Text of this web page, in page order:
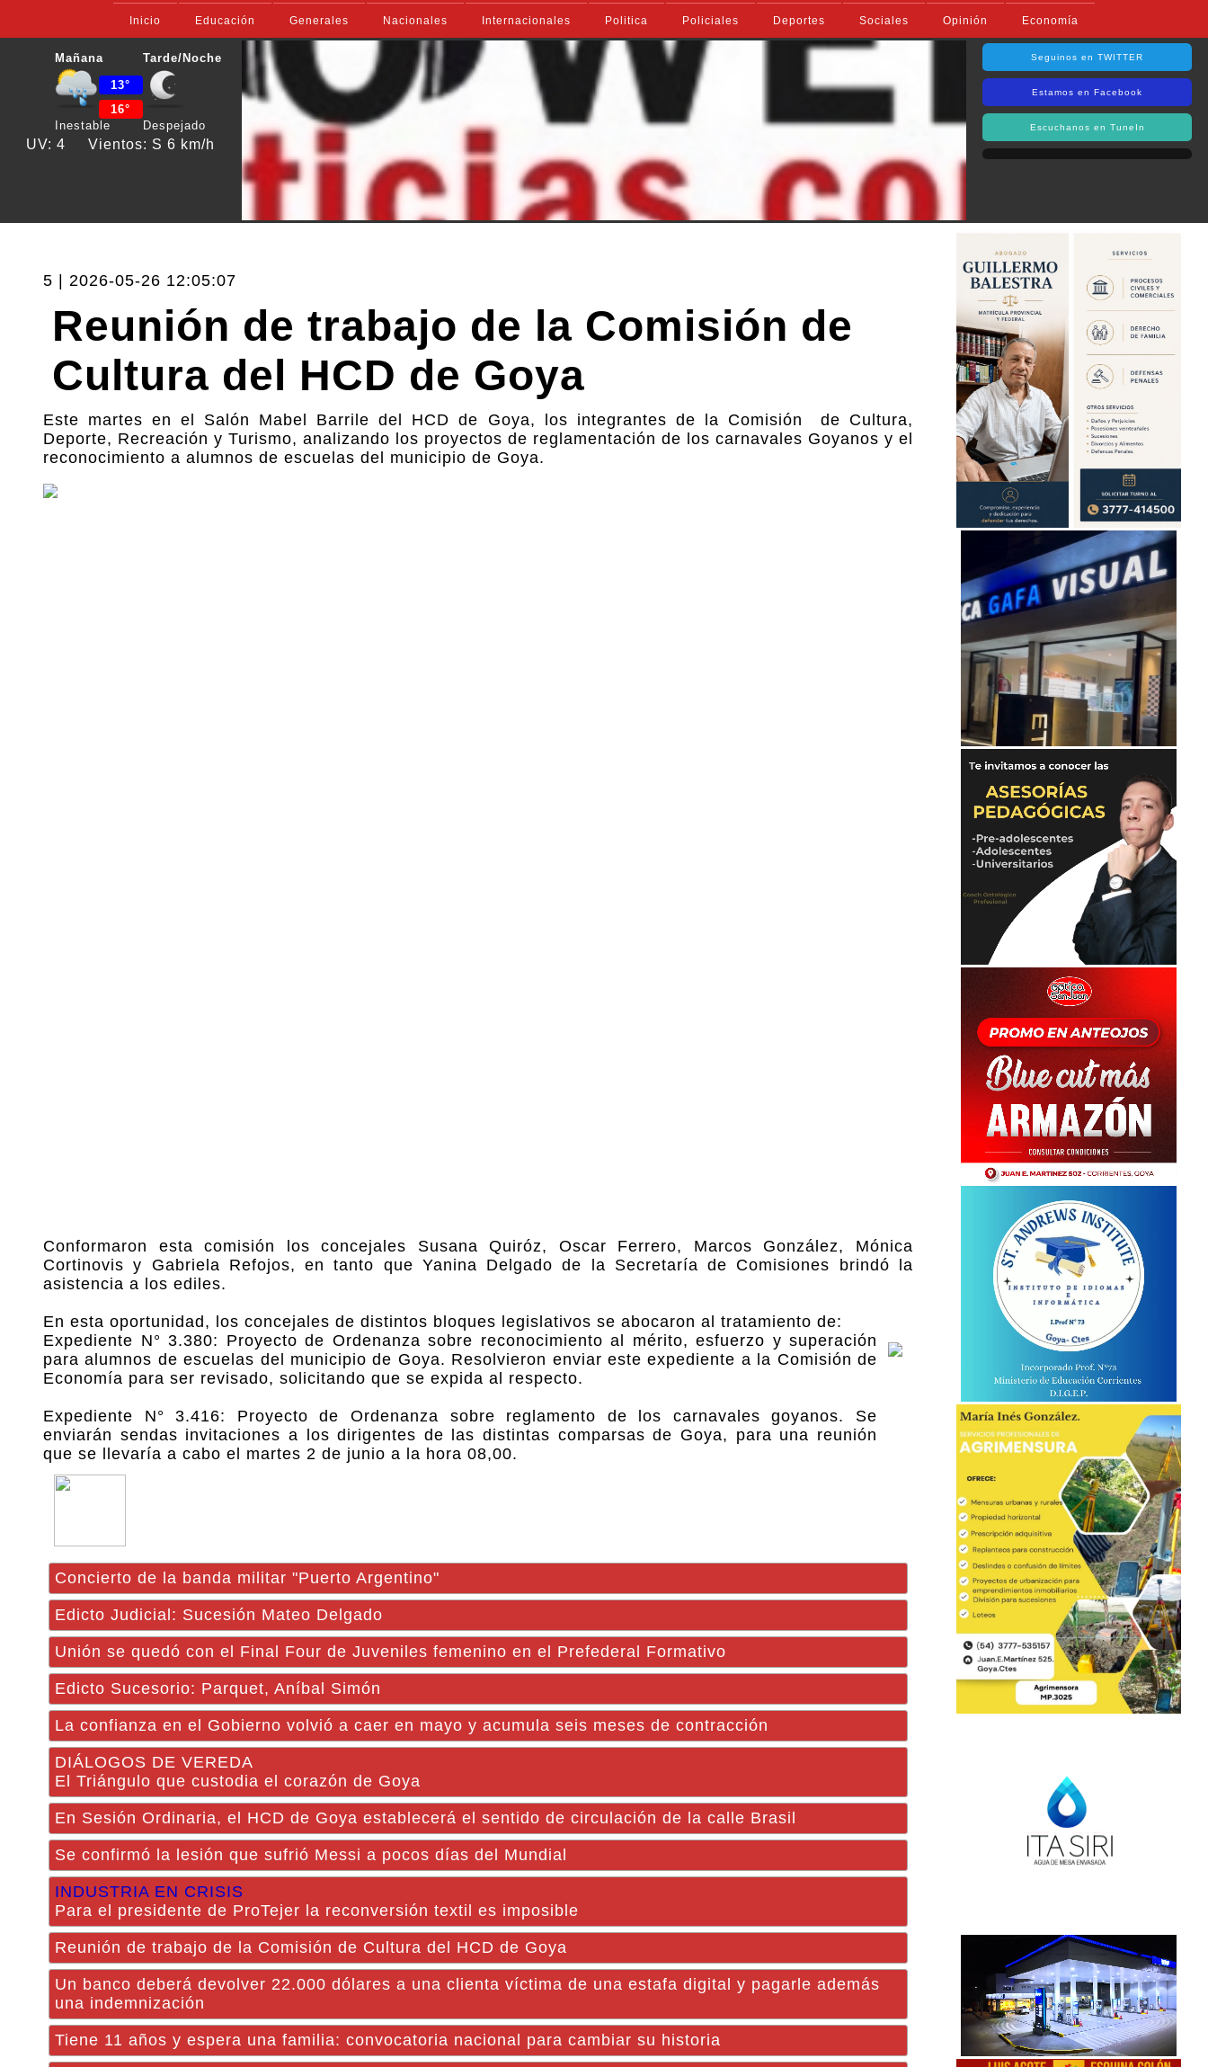
Inicio Educación Generales Nacionales Internacionales Politica Policiales Deportes Sociales Opinión Economía
Mañana
Inestable
13°
16°
Tarde/Noche
Despejado
UV: 4 Vientos: S 6 km/h
Seguinos en TWITTER
Estamos en Facebook
Escuchanos en TuneIn
5 | 2026-05-26 12:05:07
Reunión de trabajo de la Comisión de
Cultura del HCD de Goya
Este martes en el Salón Mabel Barrile del HCD de Goya, los integrantes de la Comisión de Cultura,
Deporte, Recreación y Turismo, analizando los proyectos de reglamentación de los carnavales Goyanos y el
reconocimiento a alumnos de escuelas del municipio de Goya.
Conformaron esta comisión los concejales Susana Quiróz, Oscar Ferrero, Marcos González, Mónica
Cortinovis y Gabriela Refojos, en tanto que Yanina Delgado de la Secretaría de Comisiones brindó la
asistencia a los ediles.
En esta oportunidad, los concejales de distintos bloques legislativos se abocaron al tratamiento de:
Expediente N° 3.380: Proyecto de Ordenanza sobre reconocimiento al mérito, esfuerzo y superación
para alumnos de escuelas del municipio de Goya. Resolvieron enviar este expediente a la Comisión de
Economía para ser revisado, solicitando que se expida al respecto.
Expediente N° 3.416: Proyecto de Ordenanza sobre reglamento de los carnavales goyanos. Se
enviarán sendas invitaciones a los dirigentes de las distintas comparsas de Goya, para una reunión
que se llevaría a cabo el martes 2 de junio a la hora 08,00.
Concierto de la banda militar "Puerto Argentino"
Edicto Judicial: Sucesión Mateo Delgado
Unión se quedó con el Final Four de Juveniles femenino en el Prefederal Formativo
Edicto Sucesorio: Parquet, Aníbal Simón
La confianza en el Gobierno volvió a caer en mayo y acumula seis meses de contracción
DIÁLOGOS DE VEREDA
El Triángulo que custodia el corazón de Goya
En Sesión Ordinaria, el HCD de Goya establecerá el sentido de circulación de la calle Brasil
Se confirmó la lesión que sufrió Messi a pocos días del Mundial
INDUSTRIA EN CRISIS
Para el presidente de ProTejer la reconversión textil es imposible
Reunión de trabajo de la Comisión de Cultura del HCD de Goya
Un banco deberá devolver 22.000 dólares a una clienta víctima de una estafa digital y pagarle además
una indemnización
Tiene 11 años y espera una familia: convocatoria nacional para cambiar su historia